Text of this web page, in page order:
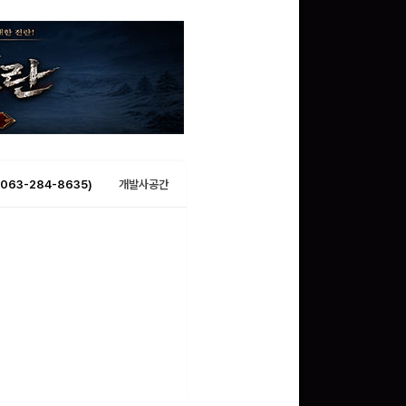
(063-284-8635) 개발사공간